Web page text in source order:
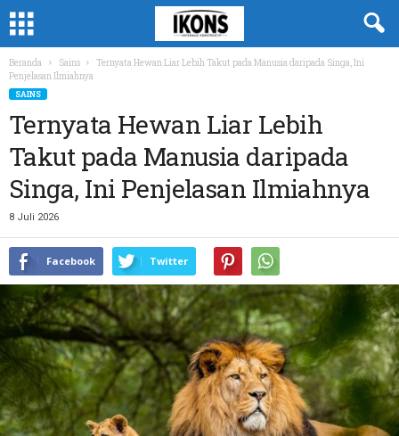
Beranda Sains
Ternyata Hewan Liar Lebih Takut pada Manusia daripada Singa, Ini
Penjelasan Ilmiahnya
SAINS
Ternyata Hewan Liar Lebih
Takut pada Manusia daripada
Singa, Ini Penjelasan Ilmiahnya
8 Juli 2026
Facebook Twitter